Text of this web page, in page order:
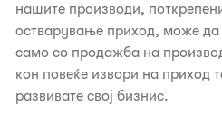
нашите производи,
остварување приход, може да
само со продажба на
кон повеќе извори на приход
развивате свој бизнис.